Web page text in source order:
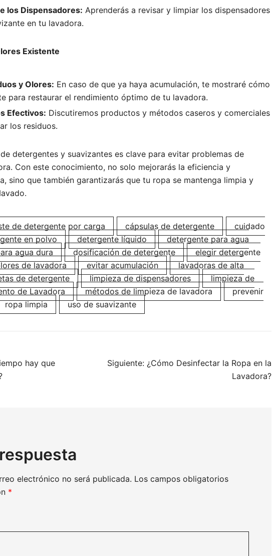
los Dispensadores: Aprenderás a revisar y limpiar los dispensadores
en tu lavadora.
Existente
y Olores: En caso de que ya haya acumulación, te mostraré cómo
para restaurar el rendimiento óptimo de tu lavadora.
Efectivos: Discutiremos productos y métodos caseros y comerciales
los residuos.
detergentes y suavizantes es clave para evitar problemas de
Con este conocimiento, no solo mejorarás la eficiencia y
sino que también garantizarás que tu ropa se mantenga limpia y
de detergente por carga cápsulas de detergente
cuidado
en polvo detergente líquido
detergente para agua
agua dura dosificación de detergente
elegir detergente
de lavadora evitar acumulación
lavadoras de alta
de detergente limpieza de dispensadores
limpieza de
de Lavadora métodos de limpieza de lavadora
prevenir
ropa limpia uso de suavizante
hay que
Siguiente: ¿Cómo Desinfectar la Ropa en la
Lavadora?
electrónico no será publicada. Los campos obligatorios
*